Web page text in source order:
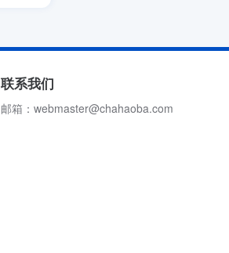
联系我们
邮箱：webmaster@chahaoba.com